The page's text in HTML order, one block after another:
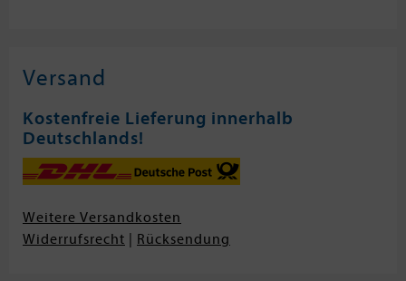
Versand
Kostenfreie Lieferung innerhalb
Deutschlands!
Weitere Versandkosten
Widerrufsrecht
Rücksendung